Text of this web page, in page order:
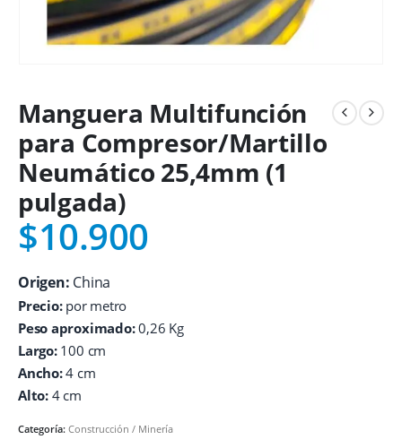
Manguera Multifunción
para Compresor/Martillo
Neumático 25,4mm (1
pulgada)
$10.900
Origen: China
Precio:por metro
Peso aproximado:0,26 Kg
Largo:100 cm
Ancho:4 cm
Alto:4 cm
Categoría: Construcción / Minería